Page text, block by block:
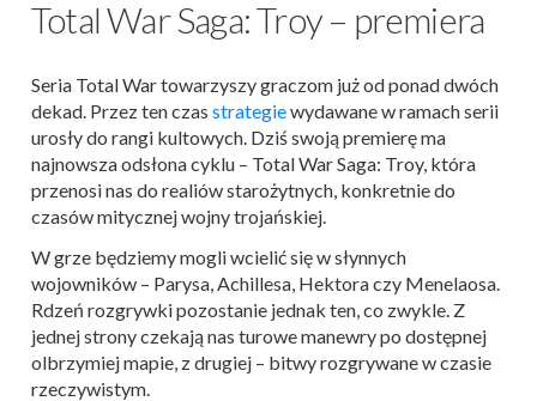
Total War Saga: Troy – premiera
Seria Total War towarzyszy graczom już od ponad dwóch
dekad. Przez ten czas strategiewydawane w ramach serii
urosły do rangi kultowych. Dziś swoją premierę ma
najnowsza odsłona cyklu – Total War Saga: Troy, która
przenosi nas do realiów starożytnych, konkretnie do
czasów mitycznej wojny trojańskiej.
W grze będziemy mogli wcielić się w słynnych
wojowników – Parysa, Achillesa, Hektora czy Menelaosa.
Rdzeń rozgrywki pozostanie jednak ten, co zwykle. Z
jednej strony czekają nas turowe manewry po dostępnej
olbrzymiej mapie, z drugiej ­– bitwy rozgrywane w czasie
rzeczywistym.